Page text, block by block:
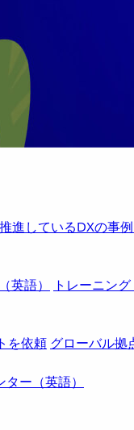
進しているDXの事
英語） トレーニング
を依頼 グローバル拠
ー（英語）